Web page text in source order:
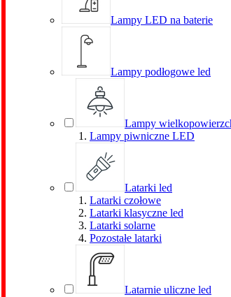
Lampy LED na baterie
Lampy podłogowe led
Lampy
Lampy piwniczne LED
Latarki led
Latarki czołowe
Latarki klasyczne led
Latarki solarne
Pozostałe latarki
Latarnie uliczne led